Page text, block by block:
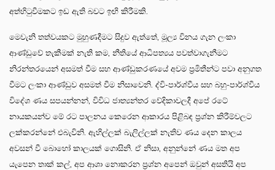
අත්හිටුවීමකට ඉඩ ඇති බවට ඉඟි කිරීමකි.
මෙවැනි තත්වයකට මුහුණදීමට සිදුව ඇත්තේ, මූල්‍ය විනය ගැන ලංකා
ආණ්ඩුවේ තැකීමක් නැති කම, නීතියේ ආධිපත්‍යය පවත්වාගැනීමට
නිරන්තරයෙන් අසමත් වීම සහ ආණ්ඩුකරණයේ අවම ප්‍රමිතීන්ට පවා අනුගත
වීමට ලංකා ආණ්ඩුව අසමත් වීම නිසාවෙනි. ද්වි-පාර්ශ්වීය සහ බහු-පාර්ශ්වීය
විදේශ ණය සපයන්නන්, විවිධ ජාත්‍යන්තර වේදිකාවලදී අපේ රටේ
නායකයන්ව මේ රට පාලනය කෙරෙන ආකාරය පිළිබඳ ප්‍රශ්න කිරීම්වලට
ලක්කරන්නේ එබැවිනි. ඇහිල්ලක් බැලිල්ලක් නැතිව ණය දෙන කාලය
අවසන් වී බොහෝ කාලයක් ගොසිනි. ඒ නිසා, අනුන්නේ ණය මත අප
යැපෙන තාක් කල්, අප ආශා නොකරන ප්‍රශ්න අපෙන් ඔවුන් අසතියි අප